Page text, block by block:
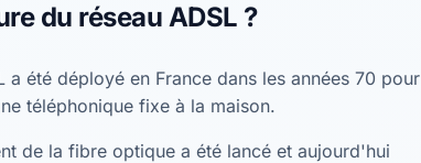
du réseau ADSL ?
été déployé en France dans les années 70 pour
téléphonique fixe à la maison.
de la fibre optique a été lancé et aujourd'hui